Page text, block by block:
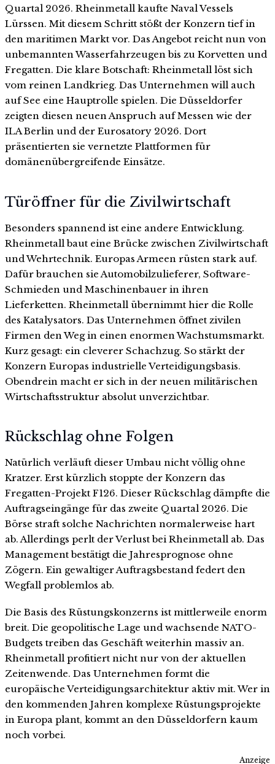
Quartal 2026. Rheinmetall kaufte Naval Vessels
Lürssen. Mit diesem Schritt stößt der Konzern tief in
den maritimen Markt vor. Das Angebot reicht nun von
unbemannten Wasserfahrzeugen bis zu Korvetten und
Fregatten. Die klare Botschaft: Rheinmetall löst sich
vom reinen Landkrieg. Das Unternehmen will auch
auf See eine Hauptrolle spielen. Die Düsseldorfer
zeigten diesen neuen Anspruch auf Messen wie der
ILA Berlin und der Eurosatory 2026. Dort
präsentierten sie vernetzte Plattformen für
domänenübergreifende Einsätze.
Türöffner für die Zivilwirtschaft
Besonders spannend ist eine andere Entwicklung.
Rheinmetall baut eine Brücke zwischen Zivilwirtschaft
und Wehrtechnik. Europas Armeen rüsten stark auf.
Dafür brauchen sie Automobilzulieferer, Software-
Schmieden und Maschinenbauer in ihren
Lieferketten. Rheinmetall übernimmt hier die Rolle
des Katalysators. Das Unternehmen öffnet zivilen
Firmen den Weg in einen enormen Wachstumsmarkt.
Kurz gesagt: ein cleverer Schachzug. So stärkt der
Konzern Europas industrielle Verteidigungsbasis.
Obendrein macht er sich in der neuen militärischen
Wirtschaftsstruktur absolut unverzichtbar.
Rückschlag ohne Folgen
Natürlich verläuft dieser Umbau nicht völlig ohne
Kratzer. Erst kürzlich stoppte der Konzern das
Fregatten-Projekt F126. Dieser Rückschlag dämpfte die
Auftragseingänge für das zweite Quartal 2026. Die
Börse straft solche Nachrichten normalerweise hart
ab. Allerdings perlt der Verlust bei Rheinmetall ab. Das
Management bestätigt die Jahresprognose ohne
Zögern. Ein gewaltiger Auftragsbestand federt den
Wegfall problemlos ab.
Die Basis des Rüstungskonzerns ist mittlerweile enorm
breit. Die geopolitische Lage und wachsende NATO-
Budgets treiben das Geschäft weiterhin massiv an.
Rheinmetall profitiert nicht nur von der aktuellen
Zeitenwende. Das Unternehmen formt die
europäische Verteidigungsarchitektur aktiv mit. Wer in
den kommenden Jahren komplexe Rüstungsprojekte
in Europa plant, kommt an den Düsseldorfern kaum
noch vorbei.
Anzeige